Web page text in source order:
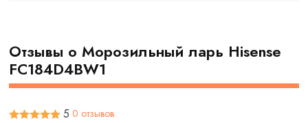
Отзывы о Морозильный ларь Hisense
FC184D4BW1
5 0 отзывов